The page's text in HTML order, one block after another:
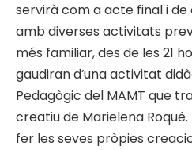
servirà com a acte final i de
amb diverses activitats
més familiar, des de les 21
gaudiran d’una activitat
Pedagògic del MAMT que
creatiu de Marielena
fer les seves pròpies